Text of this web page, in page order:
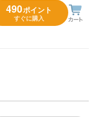
490ポイント
すぐに購入